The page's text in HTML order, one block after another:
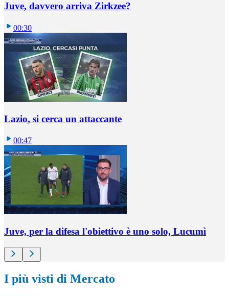
Juve, davvero arriva Zirkzee?
00:30
Lazio, si cerca un attaccante
00:47
Juve, per la difesa l'obiettivo è uno solo, Lucumì
I più visti di Mercato